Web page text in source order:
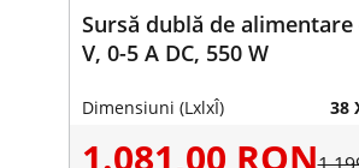
Sursă dublă de alimentare
V, 0-5 A DC, 550 W
Dimensiuni (LxlxÎ) 38
1.081,00 RON